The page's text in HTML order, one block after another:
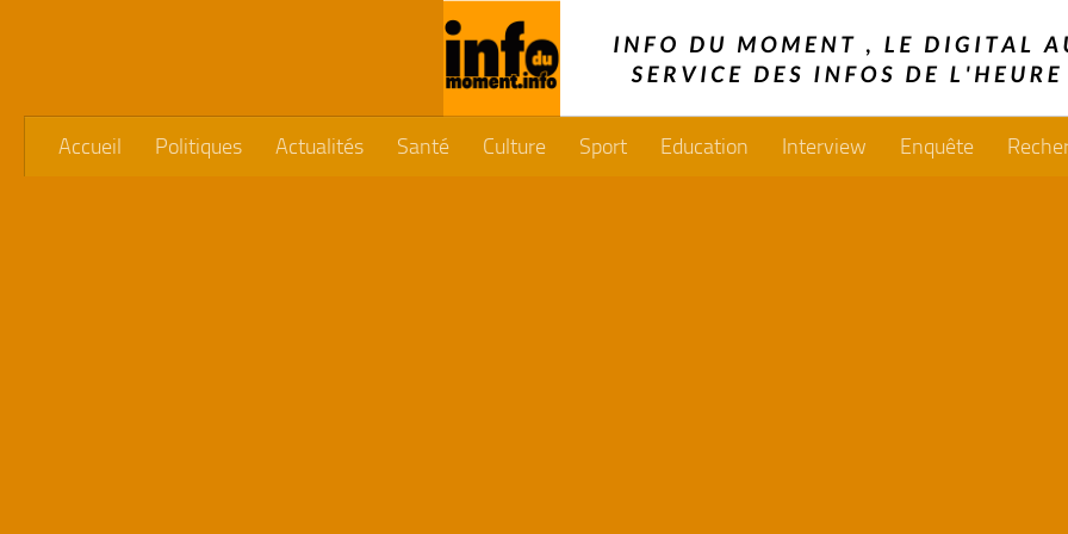
Accueil Politiques Actualités Santé Culture Sport Education Interview Enquête